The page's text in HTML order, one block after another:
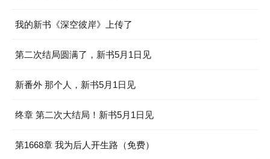
我的新书《深空彼岸》上传了
第二次结局圆满了，新书5月1日见
新番外 那个人，新书5月1日见
终章 第二次大结局！新书5月1日见
第1668章 我为后人开生路（免费）